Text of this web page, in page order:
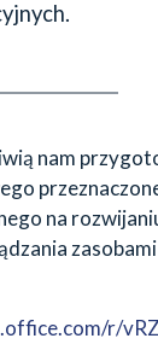
nam
na
r/